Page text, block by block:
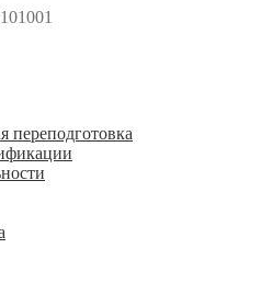
переподготовка